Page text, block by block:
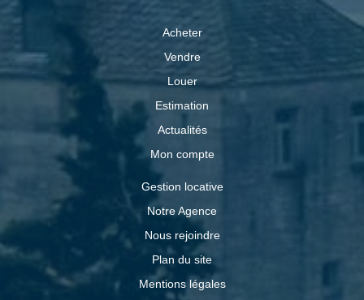
Acheter
Vendre
Louer
Estimation
Actualités
Mon compte
Gestion locative
Notre Agence
Nous rejoindre
Plan du site
Mentions légales